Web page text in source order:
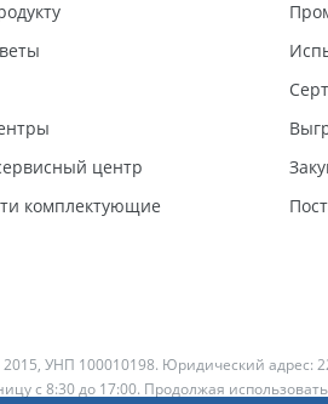
центр
комплектующие
2015, УНП 100010198. Юридический адрес:
с 8:30 до 17:00. Продолжая